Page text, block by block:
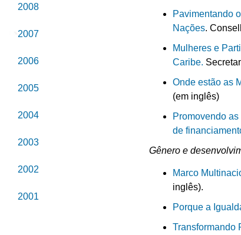
2008
2007
2006
2005
2004
2003
2002
2001
Pavimentando
Nações.
Mulheres e
Caribe.
Onde estão as
(em inglês)
Promovendo
de
Gênero e
Marco
inglês).
Porque a
Transformando